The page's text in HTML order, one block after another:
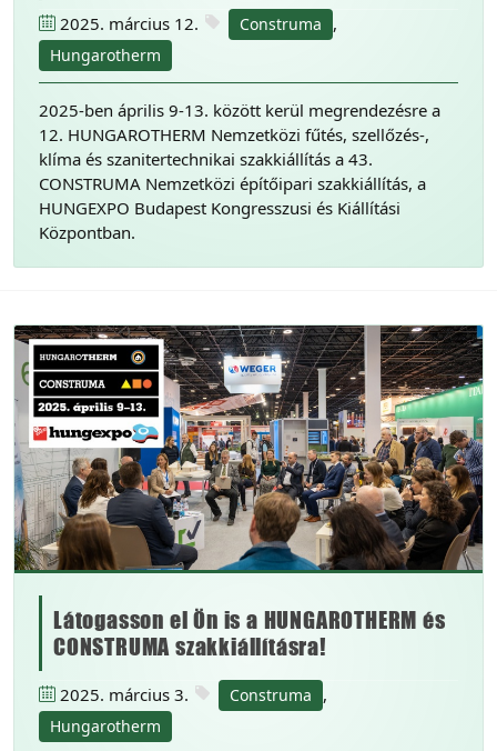
2025. március 12. Construma ,
Hungarotherm
2025-ben április 9-13. között kerül megrendezésre a
12. HUNGAROTHERM Nemzetközi fűtés, szellőzés-,
klíma és szanitertechnikai szakkiállítás a 43.
CONSTRUMA Nemzetközi építőipari szakkiállítás, a
HUNGEXPO Budapest Kongresszusi és Kiállítási
Központban.
Látogasson el Ön is a HUNGAROTHERM és
CONSTRUMA szakkiállításra!
2025. március 3. Construma ,
Hungarotherm